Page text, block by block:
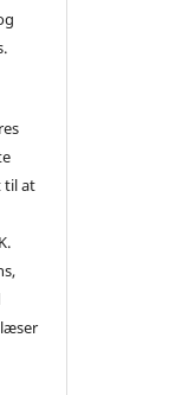
til at